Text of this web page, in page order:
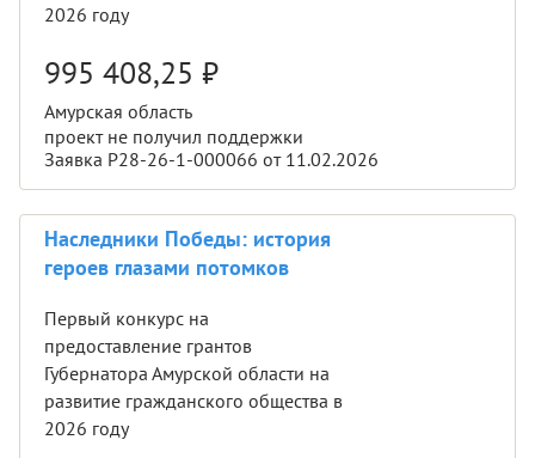
2026 году
995 408,25 ₽
Амурская область
проект не получил поддержки
Заявка Р28-26-1-000066 от 11.02.2026
Наследники Победы: история
героев глазами потомков
Первый конкурс на
предоставление грантов
Губернатора Амурской области на
развитие гражданского общества в
2026 году